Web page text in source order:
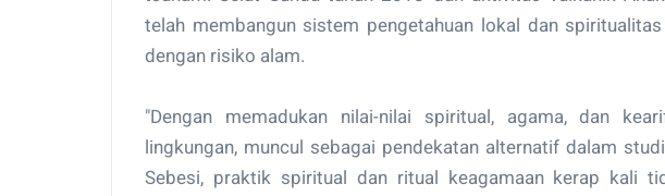
telah membangun sistem pengetahuan lokal dan
dengan risiko alam.
"Dengan memadukan nilai-nilai spiritual, agama, dan
lingkungan, muncul sebagai pendekatan alternatif dalam
Sebesi, praktik spiritual dan ritual keagamaan kerap kali